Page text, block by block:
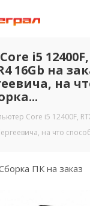
i5 12400F,
16Gb на
на
Core i5 12400F,
на что
ПК на заказ